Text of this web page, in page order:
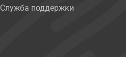
Служба поддержки